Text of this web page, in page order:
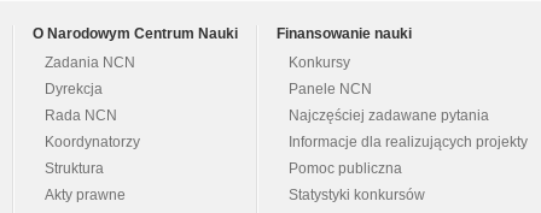
O Narodowym Centrum Nauki
Zadania NCN
Dyrekcja
Rada NCN
Koordynatorzy
Struktura
Akty prawne
Finansowanie nauki
Konkursy
Panele NCN
Najczęściej zadawane pytania
Informacje dla realizujących projekty
Pomoc publiczna
Statystyki konkursów